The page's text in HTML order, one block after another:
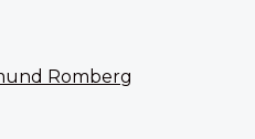
Romberg